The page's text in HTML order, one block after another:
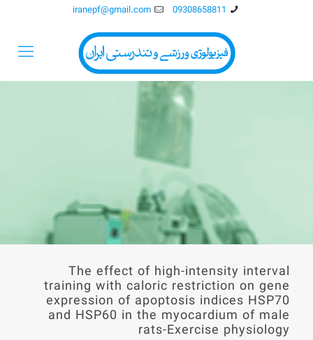
09308658811
iranepf@gmail.com
The effect of high-intensity interval
training with caloric restriction on gene
expression of apoptosis indices HSP70
and HSP60 in the myocardium of male
rats-Exercise physiology